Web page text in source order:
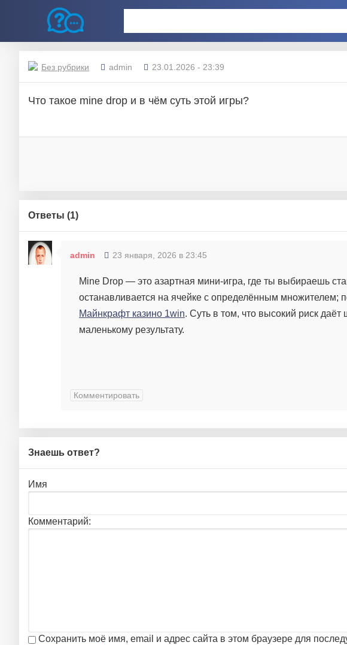
Без рубрики admin 23.01.2026 - 23:39
Что такое mine drop и в чём суть этой игры?
Ответы (1)
admin 23 января, 2026 в 23:45
Mine Drop — это азартная мини-игра, где ты выбираешь
останавливается на ячейке с определённым множителем;
Майнкрафт казино 1win. Суть в том, что высокий риск
маленькому результату.
Комментировать
Знаешь ответ?
Имя
Комментарий:
Сохранить моё имя, email и адрес сайта в этом браузере для